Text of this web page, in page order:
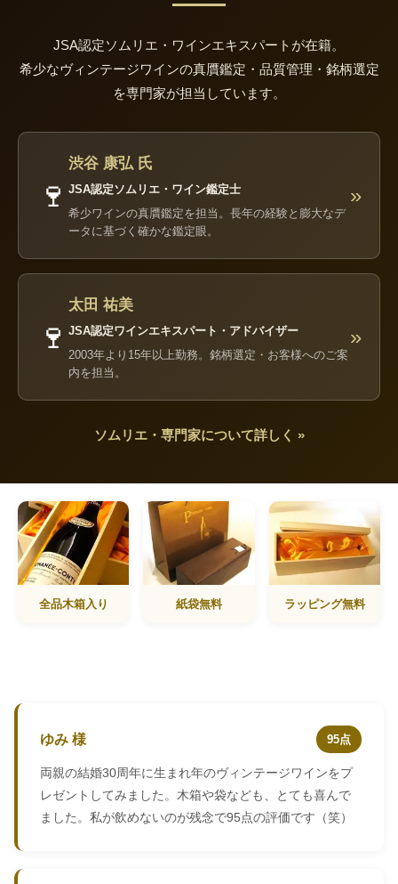
JSA認定ソムリエ・ワインエキスパートが在籍。
希少なヴィンテージワインの真贋鑑定・品質管理・銘柄選定
を専門家が担当しています。
🍷
渋谷 康弘 氏
JSA認定ソムリエ・ワイン鑑定士
希少ワインの真贋鑑定を担当。長年の経験と膨大なデ
ータに基づく確かな鑑定眼。
»
🍷
太田 祐美
JSA認定ワインエキスパート・アドバイザー
2003年より15年以上勤務。銘柄選定・お客様へのご案
内を担当。
»
ソムリエ・専門家について詳しく »
全品木箱入り 紙袋無料 ラッピング無料
ゆみ 様 95点
両親の結婚30周年に生まれ年のヴィンテージワインをプ
レゼントしてみました。木箱や袋なども、とても喜んで
ました。私が飲めないのが残念で95点の評価です（笑）